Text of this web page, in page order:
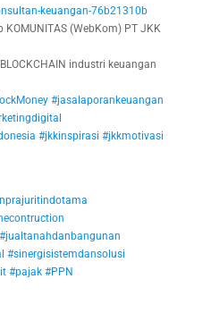
keuangan-76b21310b
KOMUNITAS (WebKom) PT JKK
industri keuangan
#jasalaporankeuangan
#jkkinspirasi #jkkmotivasi
#jualtanahdanbangunan
#sinergisistemdansolusi
#pajak #PPN